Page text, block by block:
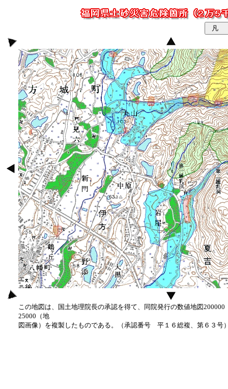
この地図は、国土地理院長の承認を得て、同院発行の数値地図
25000（地
図画像）を複製したものである。（承認番号 平１６総複、第６３号